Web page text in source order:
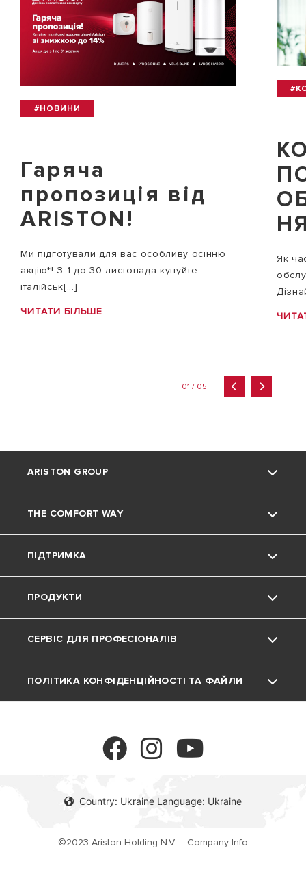
#НОВИНИ
Гаряча
пропозиція від
ARISTON!
Ми підготували для вас особливу осінню
акцію*! З 1 до 30 листопада купуйте
італійськ[...]
ЧИТАТИ БІЛЬШЕ
Як
01 / 05
Country: Ukraine Language: Ukraine
ARISTON GROUP
Про нас
Група
Кар'єра
Фінансова звітність
THE COMFORT WAY
Навколишнє середовище
ПІДТРИМКА
Підтримка
Матеріали для завантаження
FAQ
ПРОДУКТИ
Газові котли
Водонагрівачі
СЕРВІС ДЛЯ ПРОФЕСІОНАЛІВ
Програма MyAriston
ПОЛІТИКА КОНФІДЕНЦІЙНОСТІ ТА ФАЙЛИ
©2023 Ariston Holding N.V. – Company Info